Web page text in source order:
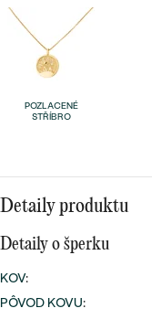
PODĽA
NA MIERU
DIAMANTY
POZLACENÉ
STŘÍBRO
Detaily produktu
Detaily o šperku
KOV:
PÔVOD KOVU: